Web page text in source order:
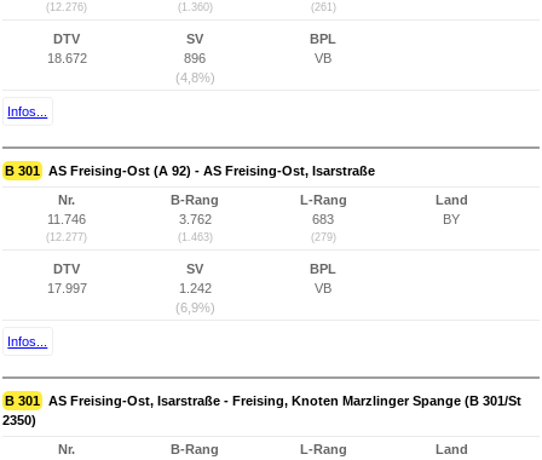
(12.276) (1.360) (261)
DTV
18.672
SV
896
(4,8%)
BPL
VB
Infos...
B 301 AS Freising-Ost (A 92) - AS Freising-Ost, Isarstraße
Nr.
11.746
(12.277)
B-Rang
3.762
(1.463)
L-Rang
683
(279)
Land
BY
DTV
17.997
SV
1.242
(6,9%)
BPL
VB
Infos...
B 301 AS Freising-Ost, Isarstraße - Freising, Knoten Marzlinger Spange (B 301/St
2350)
Nr.
B-Rang
L-Rang
Land